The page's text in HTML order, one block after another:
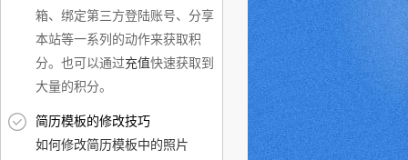
箱、绑定第三方登陆账号、分享
本站等一系列的动作来获取积
分。也可以通过充值快速获取到
大量的积分。
简历模板的修改技巧
如何修改简历模板中的照片